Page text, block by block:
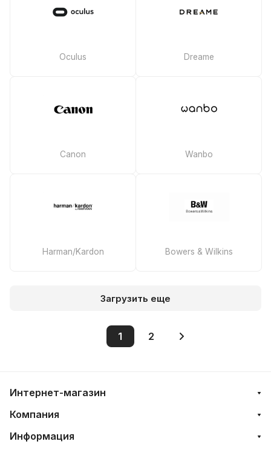
Oculus Dreame
Canon Wanbo
Harman/Kardon Bowers & Wilkins
Загрузить еще
1 2
Интернет-магазин
Компания
Информация